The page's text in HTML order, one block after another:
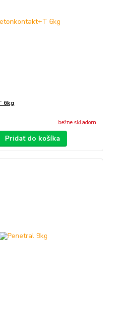
6kg
bežne skladom
Pridať do košíka